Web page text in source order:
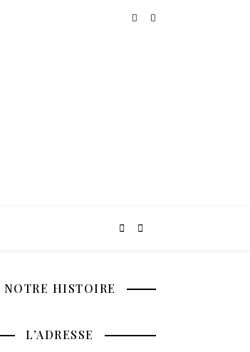
NOTRE HISTOIRE
L’ADRESSE